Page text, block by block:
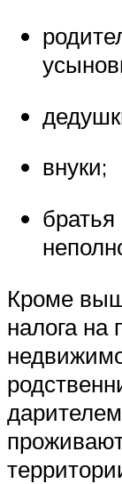
внуки;
Кроме
налога на